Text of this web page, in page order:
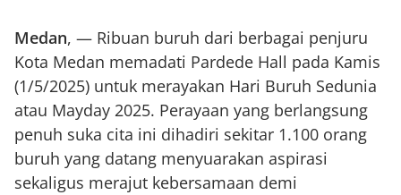
Medan, — Ribuan buruh dari berbagai penjuru
Kota Medan memadati Pardede Hall pada Kamis
(1/5/2025) untuk merayakan Hari Buruh Sedunia
atau Mayday 2025. Perayaan yang berlangsung
penuh suka cita ini dihadiri sekitar 1.100 orang
buruh yang datang menyuarakan aspirasi
sekaligus merajut kebersamaan demi